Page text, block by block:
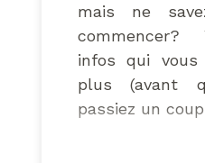
mais ne
commencer?
infos qui vous
plus (avant
passiez un